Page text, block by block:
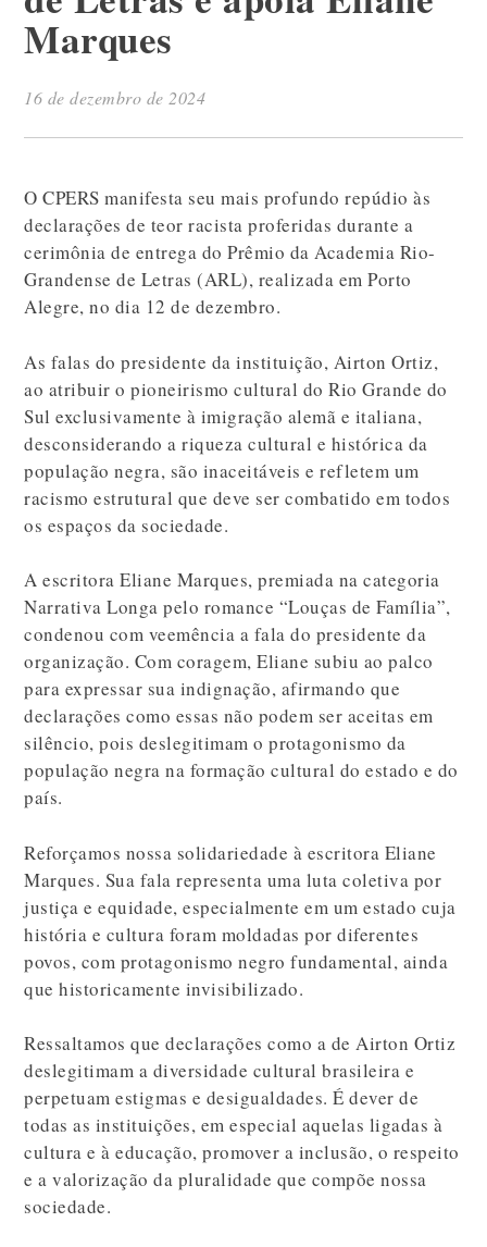
Marques
16 de dezembro de 2024
O CPERS manifesta seu mais profundo repúdio às
declarações de teor racista proferidas durante a
cerimônia de entrega do Prêmio da Academia Rio-
Grandense de Letras (ARL), realizada em Porto
Alegre, no dia 12 de dezembro.
As falas do presidente da instituição, Airton Ortiz,
ao atribuir o pioneirismo cultural do Rio Grande do
Sul exclusivamente à imigração alemã e italiana,
desconsiderando a riqueza cultural e histórica da
população negra, são inaceitáveis e refletem um
racismo estrutural que deve ser combatido em todos
os espaços da sociedade.
A escritora Eliane Marques, premiada na categoria
Narrativa Longa pelo romance “Louças de Família”,
condenou com veemência a fala do presidente da
organização. Com coragem, Eliane subiu ao palco
para expressar sua indignação, afirmando que
declarações como essas não podem ser aceitas em
silêncio, pois deslegitimam o protagonismo da
população negra na formação cultural do estado e do
país.
Reforçamos nossa solidariedade à escritora Eliane
Marques. Sua fala representa uma luta coletiva por
justiça e equidade, especialmente em um estado cuja
história e cultura foram moldadas por diferentes
povos, com protagonismo negro fundamental, ainda
que historicamente invisibilizado.
Ressaltamos que declarações como a de Airton Ortiz
deslegitimam a diversidade cultural brasileira e
perpetuam estigmas e desigualdades. É dever de
todas as instituições, em especial aquelas ligadas à
cultura e à educação, promover a inclusão, o respeito
e a valorização da pluralidade que compõe nossa
sociedade.